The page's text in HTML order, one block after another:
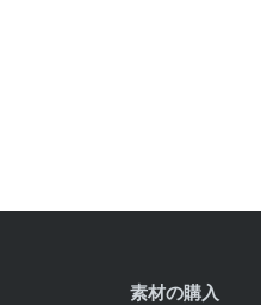
素材の購入